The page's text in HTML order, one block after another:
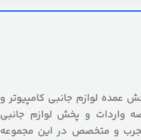
بیش از 5 سال سابقه پخش عمده لوازم جانبی کامپیوتر و
واردات و پخش لوازم جانبی
و متخصص در این مجموعه